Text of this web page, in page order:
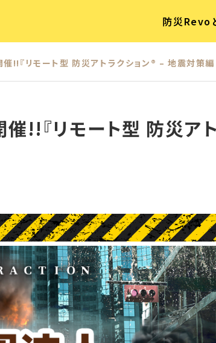
防災Revo
!!『リモート型 防災アトラクション® – 地震対策編
!!『リモート型 防災ア